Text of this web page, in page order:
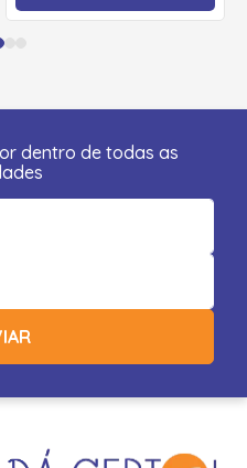
dentro de todas as